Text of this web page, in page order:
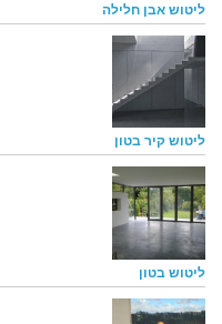
ליטוש אבן חלילה
ליטוש קיר בטון
ליטוש בטון